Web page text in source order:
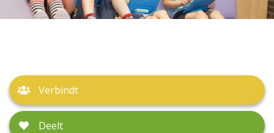
Verbindt
Deelt